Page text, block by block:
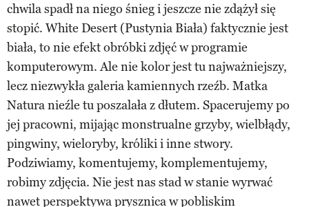
chwila spadł na niego śnieg i jeszcze nie zdążył się
stopić. White Desert (Pustynia Biała) faktycznie jest
biała, to nie efekt obróbki zdjęć w programie
komputerowym. Ale nie kolor jest tu najważniejszy,
lecz niezwykła galeria kamiennych rzeźb. Matka
Natura nieźle tu poszalała z dłutem. Spacerujemy po
jej pracowni, mijając monstrualne grzyby, wielbłądy,
pingwiny, wieloryby, króliki i inne stwory.
Podziwiamy, komentujemy, komplementujemy,
robimy zdjęcia. Nie jest nas stad w stanie wyrwać
nawet perspektywa prysznica w pobliskim